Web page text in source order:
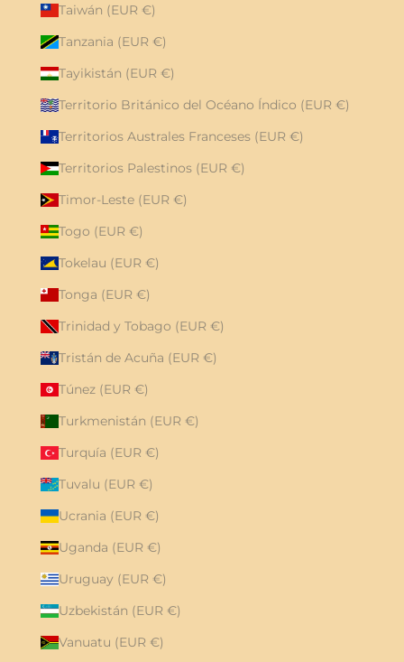
Taiwán (EUR €)
Tanzania (EUR €)
Tayikistán (EUR €)
Territorio Británico del Océano Índico (EUR €)
Territorios Australes Franceses (EUR €)
Territorios Palestinos (EUR €)
Timor-Leste (EUR €)
Togo (EUR €)
Tokelau (EUR €)
Tonga (EUR €)
Trinidad y Tobago (EUR €)
Tristán de Acuña (EUR €)
Túnez (EUR €)
Turkmenistán (EUR €)
Turquía (EUR €)
Tuvalu (EUR €)
Ucrania (EUR €)
Uganda (EUR €)
Uruguay (EUR €)
Uzbekistán (EUR €)
Vanuatu (EUR €)